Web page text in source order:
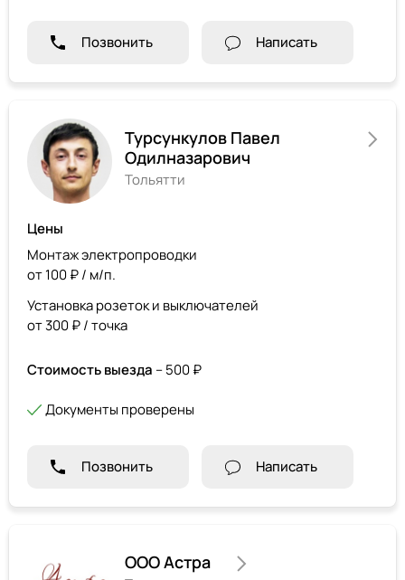
Позвонить Написать
Турсункулов Павел
Одилназарович
Тольятти
Цены
Монтаж электропроводки
от 100 ₽ / м/п.
Установка розеток и выключателей
от 300 ₽ / точка
Стоимость выезда – 500 ₽
Документы проверены
Позвонить Написать
ООО Астра